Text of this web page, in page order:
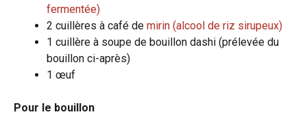
fermentée)
2 cuillères à café de mirin (alcool de riz sirupeux)
1 cuillère à soupe de bouillon dashi (prélevée du
bouillon ci-après)
1 œuf
Pour le bouillon